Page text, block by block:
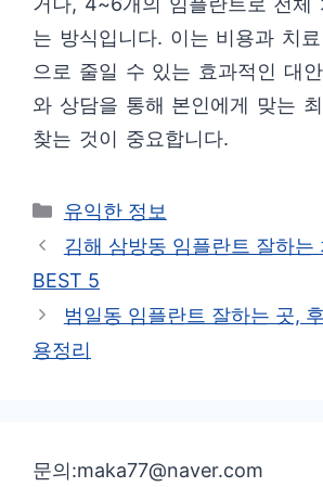
는 방식입니다. 이는 비용과 치
으로 줄일 수 있는 효과적인 대
와 상담을 통해 본인에게 맞는
찾는 것이 중요합니다.
카
테
리
유익한 정보
김해 삼방동 임플란트 잘하는
BEST 5
범일동 임플란트 잘하는 곳,
용정리
문의:maka77@naver.com